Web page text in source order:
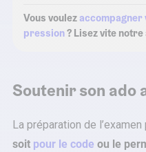
Vous voulez accompagner
pression? Lisez vite
Soutenir son ado
La préparation de
soit pour le code ou le